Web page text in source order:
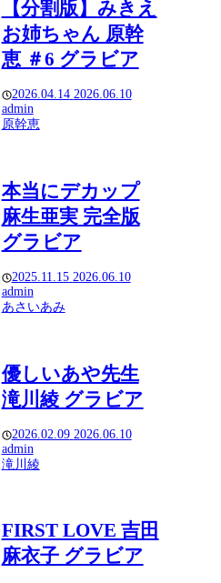
【分割版】みきえ
お姉ちゃん 原幹
恵 ＃6 グラビア
2026.04.14 2026.06.10
admin
原幹恵
本当にデカップ
麻生亜実 完全版
グラビア
2025.11.15 2026.06.10
admin
あさいあみ
優しいあや先生
滝川綾 グラビア
2026.02.09 2026.06.10
admin
滝川綾
FIRST LOVE 吉田
麻衣子 グラビア